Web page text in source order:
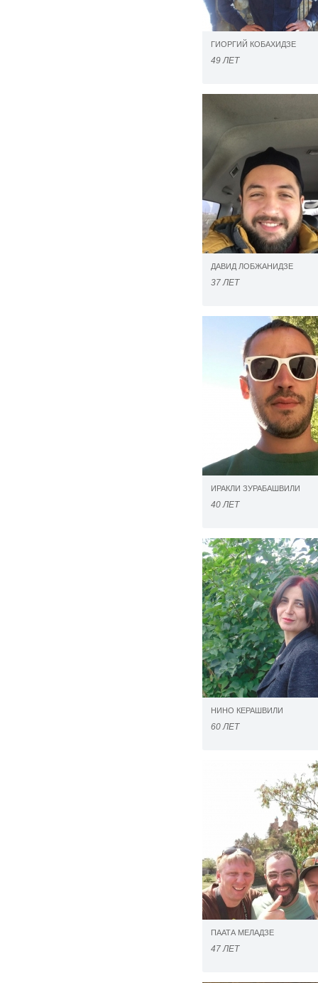
ГИОРГИЙ КОБАХИДЗЕ
49 ЛЕТ
ДАВИД ЛОБЖАНИДЗЕ
37 ЛЕТ
ИРАКЛИ ЗУРАБАШВИЛИ
40 ЛЕТ
НИНО КЕРАШВИЛИ
60 ЛЕТ
ПААТА МЕЛАДЗЕ
47 ЛЕТ